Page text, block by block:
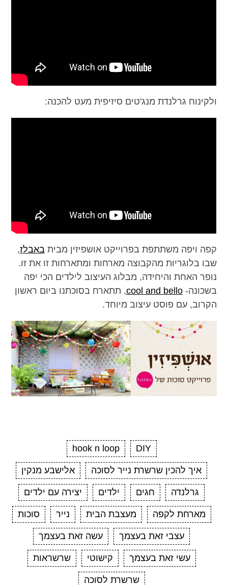
ולקינוח גרלנדת מנג'טים סיזיפית מעט להכנה:
קפה ויפה משתתפת בפרוייקט אושפיזין מבית באבלז,
שבו בלוגריות מהקבוצה מארחות ומתארחות זו את זו.
נופר האחת והיחידה, מבלוג העיצוב לילדים הכי יפה
בשכונה-cool and bello, תתארח בסוכתנו ביום ראשון
הקרוב, עם פוסט עיצוב מיוחד.
DIY
hook n loop
איך להכין שרשרת נייר לסוכה אלישבע מנקין
גרלנדה חגים ילדים יצירה עם ילדים
מארחת לקפה מעצבת הבית נייר סוכות
עצבי זאת בעצמך עשה זאת בעצמך
עשי זאת בעצמך קישוטי שרשראות
שרשרת לסוכה